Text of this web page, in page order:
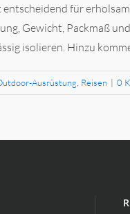
entscheidend für
Gewicht, Packmaß
isolieren. Hinzu
Ausrüstung Reisen | 0